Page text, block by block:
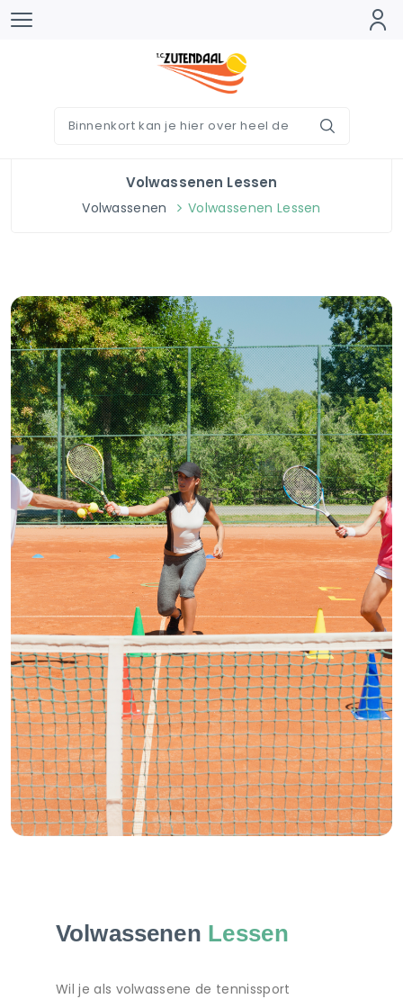
Volwassenen Lessen
Volwassenen Volwassenen Lessen
Volwassenen Lessen
Wil je als volwassene de tennissport